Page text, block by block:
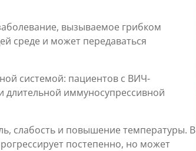
вызываемое грибком
среде и может передаваться
системой: пациентов с ВИЧ-
длительной иммуносупрессивной
слабость и повышение температуры. В
постепенно, но может